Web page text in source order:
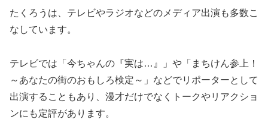
たくろうは、テレビやラジオなどのメディア出演も多数こ
なしています。
テレビでは「今ちゃんの『実は…』」や「まちけん参上！
～あなたの街のおもしろ検定～」などでリポーターとして
出演することもあり、漫才だけでなくトークやリアクショ
ンにも定評があります。